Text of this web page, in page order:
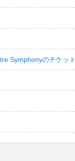
Symphonyのチケット